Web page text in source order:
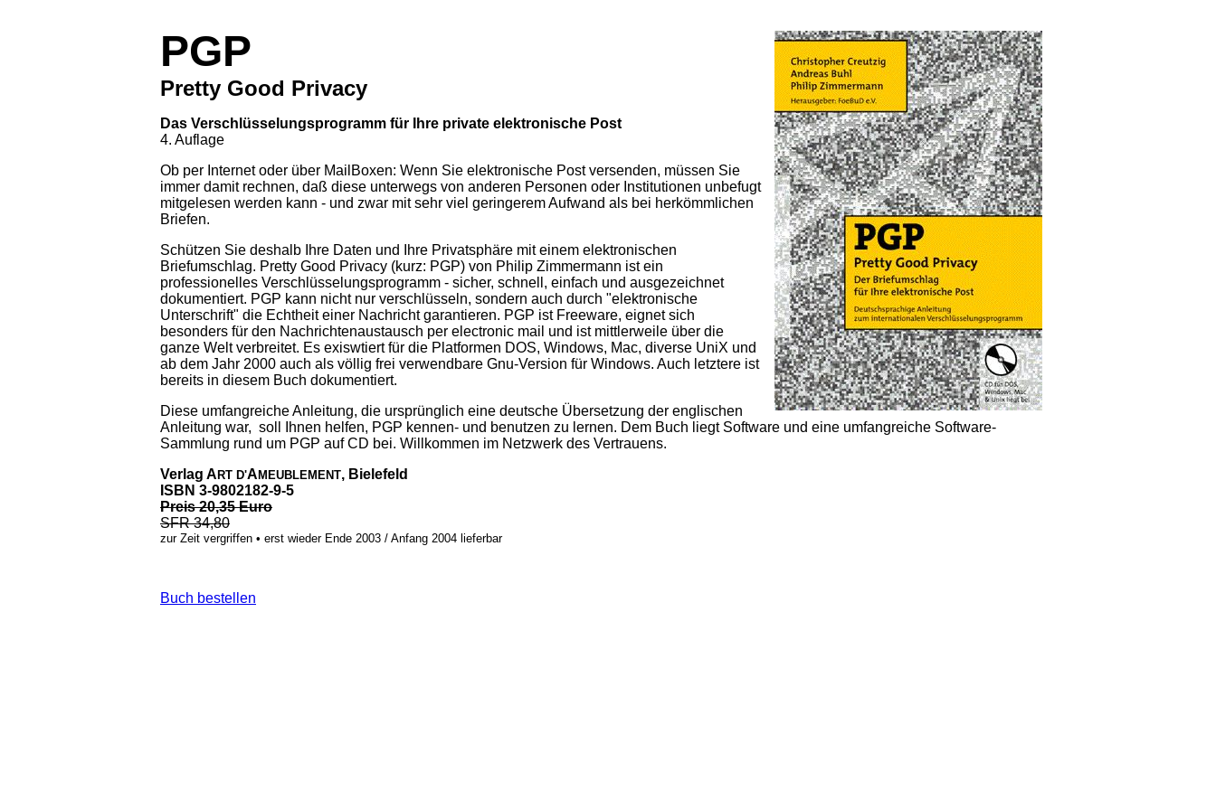
PGP
Pretty Good Privacy
Das Verschlüsselungsprogramm für Ihre private elektronische Post
4. Auflage
Ob per Internet oder über MailBoxen: Wenn Sie elektronische Post versenden, müssen Sie
immer damit rechnen, daß diese unterwegs von anderen Personen oder Institutionen unbefugt
mitgelesen werden kann - und zwar mit sehr viel geringerem Aufwand als bei herkömmlichen
Briefen.
Schützen Sie deshalb Ihre Daten und Ihre Privatsphäre mit einem elektronischen
Briefumschlag. Pretty Good Privacy (kurz: PGP) von Philip Zimmermann ist ein
professionelles Verschlüsselungsprogramm - sicher, schnell, einfach und ausgezeichnet
dokumentiert. PGP kann nicht nur verschlüsseln, sondern auch durch "elektronische
Unterschrift" die Echtheit einer Nachricht garantieren. PGP ist Freeware, eignet sich
besonders für den Nachrichtenaustausch per electronic mail und ist mittlerweile über die
ganze Welt verbreitet. Es exiswtiert für die Platformen DOS, Windows, Mac, diverse UniX und
ab dem Jahr 2000 auch als völlig frei verwendbare Gnu-Version für Windows. Auch letztere ist
bereits in diesem Buch dokumentiert.
Diese umfangreiche Anleitung, die ursprünglich eine deutsche Übersetzung der englischen
Anleitung war, soll Ihnen helfen, PGP kennen- und benutzen zu lernen. Dem Buch liegt Software und eine umfangreiche Software-
Sammlung rund um PGP auf CD bei. Willkommen im Netzwerk des Vertrauens.
Verlag A RT D'A MEUBLEMENT, Bielefeld
ISBN 3-9802182-9-5
Preis 20,35 Euro
SFR 34,80
zur Zeit vergriffen • erst wieder Ende 2003 / Anfang 2004 lieferbar
Buch bestellen